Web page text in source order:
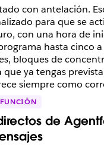
con antelación.
para que se
con una hora de
hasta cinco a
bloques de
que ya tengas
siempre como
de